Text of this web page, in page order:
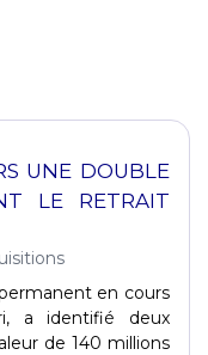
UNE DOUBLE
LE RETRAIT
en cours
a identifié deux
de 140 millions